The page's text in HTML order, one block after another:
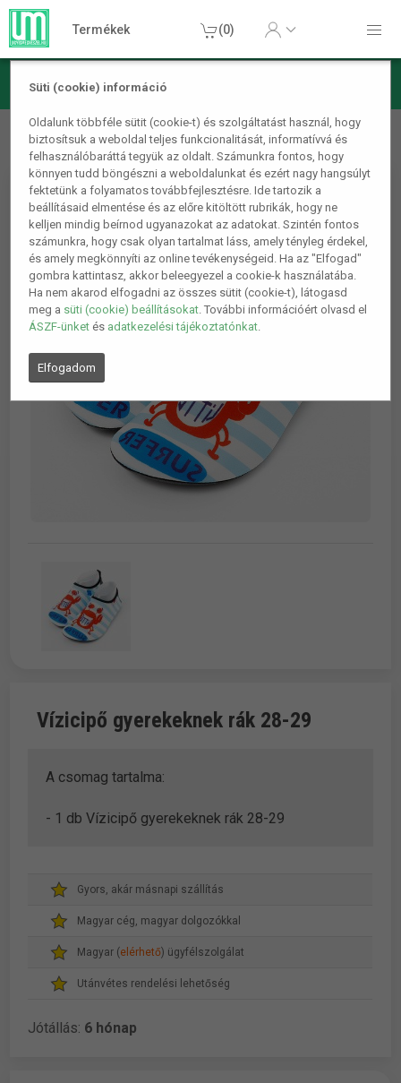
Süti (cookie) információ
Oldalunk többféle sütit (cookie-t) és szolgáltatást használ, hogy
biztosítsuk a weboldal teljes funkcionalitását, informatívvá és
felhasználóbaráttá tegyük az oldalt. Számunkra fontos, hogy
könnyen tudd böngészni a weboldalunkat és ezért nagy hangsúlyt
fektetünk a folyamatos továbbfejlesztésre. Ide tartozik a
beállításaid elmentése és az előre kitöltött rubrikák, hogy ne
kelljen mindig beírnod ugyanazokat az adatokat. Szintén fontos
számunkra, hogy csak olyan tartalmat láss, amely tényleg érdekel,
és amely megkönnyíti az online tevékenységeid. Ha az "Elfogad"
gombra kattintasz, akkor beleegyezel a cookie-k használatába.
Ha nem akarod elfogadni az összes sütit (cookie-t), látogasd
meg a süti (cookie) beállításokat. További információért olvasd el
ÁSZF-ünket és adatkezelési tájékoztatónkat.
Elfogadom
Termékek (0)
Sport termékek Strand kellékek
Vízicipő gyerekeknek rák
28-29
Vízicipő gyerekeknek rák 28-29
A csomag tartalma:
- 1 db Vízicipő gyerekeknek rák 28-29
Gyors, akár másnapi szállítás
Magyar cég, magyar dolgozókkal
Magyar (elérhető) ügyfélszolgálat
Utánvétes rendelési lehetőség
Jótállás: 6 hónap